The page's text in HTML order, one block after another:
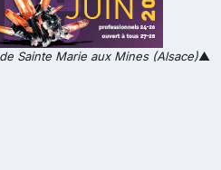
Sainte Marie aux Mines (Alsace)▲